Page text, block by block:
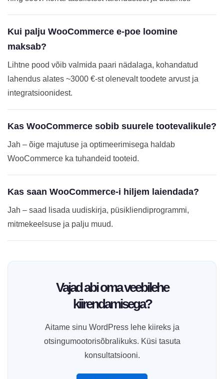
Kui palju WooCommerce e-poe loomine
maksab?
Lihtne pood võib valmida paari nädalaga, kohandatud
lahendus alates ~3000 €-st olenevalt toodete arvust ja
integratsioonidest.
Kas WooCommerce sobib suurele tootevalikule?
Jah – õige majutuse ja optimeerimisega haldab
WooCommerce ka tuhandeid tooteid.
Kas saan WooCommerce-i hiljem laiendada?
Jah – saad lisada uudiskirja, püsikliendiprogrammi,
mitmekeelsuse ja palju muud.
Vajad abi oma veebilehe
kiirendamisega?
Aitame sinu WordPress lehe kiireks ja
otsingumootorisõbralikuks. Küsi tasuta
konsultatsiooni.